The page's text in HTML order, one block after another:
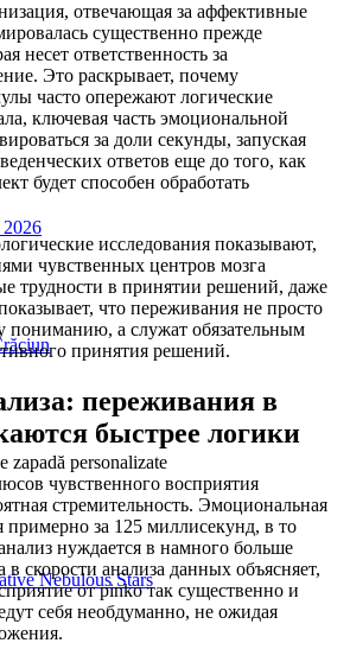
2026
zapadă personalizate
Nebulous Stars
отвечающая за аффективные
существенно прежде
несет ответственность за
Это раскрывает, почему
часто опережают логические
ключевая часть эмоциональной
за доли секунды, запуская
ответов еще до того, как
будет способен обработать
исследования показывают,
чувственных центров мозга
трудности в принятии решений, даже
что переживания не просто
пониманию, а служат обязательным
принятия решений.
переживания в
быстрее логики
чувственного восприятия
стремительность. Эмоциональная
примерно за 125 миллисекунд, в то
нуждается в намного больше
скорости анализа данных объясняет,
от pinko так существенно и
себя необдуманно, не ожидая